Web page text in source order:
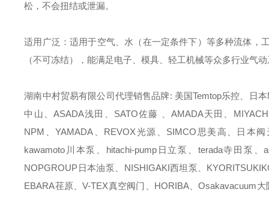
松，不会扭结或泄漏。
适用广泛：适用于空气、水（在一定条件下）等多种流体，
（不可冻结），能满足电子、模具、轻工机械等众多行业气动
湖南中村贸易有限公司代理销售品牌: 美国Temtop乐控、日
中山、ASADA浅田、SATO佐藤 、AMADA天田、
NPM、YAMADA、REVOX光源、SIMCO思美高、日本
kawamoto川本泵、hitachi-pump日立泵、terada寺田泵
NOPGROUP日本油泵、NISHIGAKI西坦泵、
EBARA荏原、V-TEX真空阀门、HORIBA、Osakavacuum